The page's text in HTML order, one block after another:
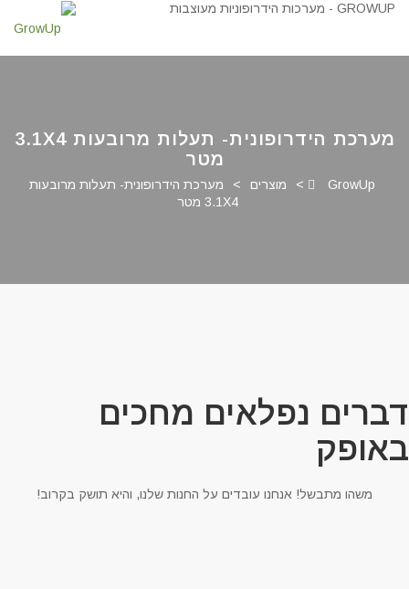
מערכת הידרופונית- תעלות מרובעות 3.1X4
מטר
GrowUp
> מוצרים >
מערכת הידרופונית- תעלות מרובעות
3.1X4 מטר
נפלאים מחכים
משהו מתבשל! אנחנו עובדים על החנות שלנו, והיא תושק בקרוב!